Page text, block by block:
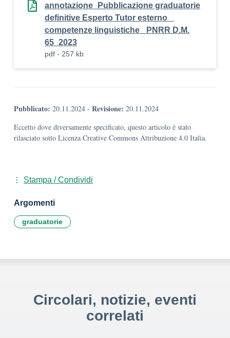
annotazione_Pubblicazione graduatorie
definitive Esperto Tutor esterno _
competenze linguistiche_ PNRR D.M.
65_2023
pdf - 257 kb
Pubblicato: 20.11.2024 - Revisione: 20.11.2024
Eccetto dove diversamente specificato, questo articolo è stato
rilasciato sotto Licenza Creative Commons Attribuzione 4.0 Italia.
Stampa / Condividi
Argomenti
graduatorie
Circolari, notizie, eventi
correlati